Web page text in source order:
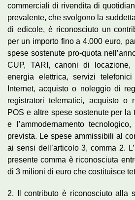
commerciali di rivendita di
prevalente, che svolgono la
di edicole, è riconosciuto un
per un importo fino a 4.000 euro,
spese sostenute pro-quota
CUP, TARI, canoni di
energia elettrica, servizi
Internet, acquisto o noleggio di
registratori telematici, acquisto o
POS e altre spese sostenute per la
e l’ammodernamento
prevista. Le spese ammissibili al
ai sensi dell’articolo 3, comma 2.
presente comma è riconosciuta
di 3 milioni di euro che costituisce
2. Il contributo è riconosciuto alla